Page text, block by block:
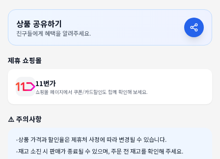
상품 공유하기
친구들에게 혜택을 알려주세요.
제휴 쇼핑몰
11번가
쇼핑몰 페이지에서 쿠폰/카드할인도 함께 확인해 보세요.
⚠️ 주의사항
•상품 가격과 할인율은 제휴처 사정에 따라 변경될 수 있습니다.
•재고 소진 시 판매가 종료될 수 있으며, 주문 전 재고를 확인해 주세요.